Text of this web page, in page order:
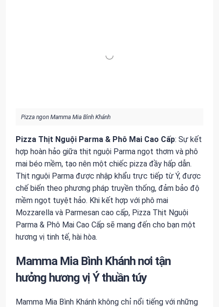
Pizza ngon Mamma Mia Bình Khánh
Pizza Thịt Nguội Parma & Phô Mai Cao Cấp: Sự kết
hợp hoàn hảo giữa thịt nguội Parma ngọt thơm và phô
mai béo mềm, tạo nên một chiếc pizza đầy hấp dẫn.
Thịt nguội Parma được nhập khẩu trực tiếp từ Ý, được
chế biến theo phương pháp truyền thống, đảm bảo độ
mềm ngọt tuyệt hảo. Khi kết hợp với phô mai
Mozzarella và Parmesan cao cấp, Pizza Thịt Nguội
Parma & Phô Mai Cao Cấp sẽ mang đến cho bạn một
hương vị tinh tế, hài hòa.
Mamma Mia Bình Khánh nơi tận
hưởng hương vị Ý thuần túy
Mamma Mia Bình Khánh không chỉ nổi tiếng với những